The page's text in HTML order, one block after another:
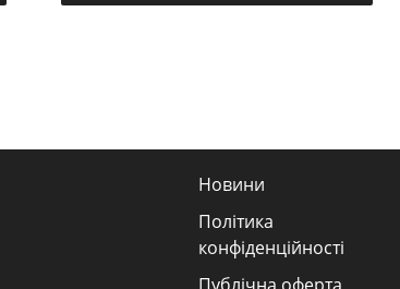
Новини
Політика
конфіденційності
Публічна оферта